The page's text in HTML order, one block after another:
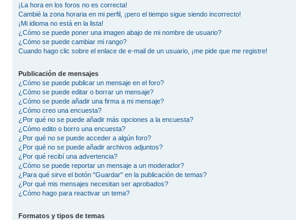
¡La hora en los foros no es correcta!
Cambié la zona horaria en mi perfil, ¡pero el tiempo sigue siendo incorrecto!
¡Mi idioma no está en la lista!
¿Cómo se puede poner una imagen abajo de mi nombre de usuario?
¿Cómo se puede cambiar mi rango?
Cuando hago clic sobre el enlace de e-mail de un usuario, ¡me pide que me registre!
Publicación de mensajes
¿Cómo se puede publicar un mensaje en el foro?
¿Cómo se puede editar o borrar un mensaje?
¿Cómo se puede añadir una firma a mi mensaje?
¿Cómo creo una encuesta?
¿Por qué no se puede añadir más opciones a la encuesta?
¿Cómo edito o borro una encuesta?
¿Por qué no se puede acceder a algún foro?
¿Por qué no se puede añadir archivos adjuntos?
¿Por qué recibí una advertencia?
¿Cómo se puede reportar un mensaje a un moderador?
¿Para qué sirve el botón "Guardar" en la publicación de temas?
¿Por qué mis mensajes necesitan ser aprobados?
¿Cómo hago para reactivar un tema?
Formatos y tipos de temas